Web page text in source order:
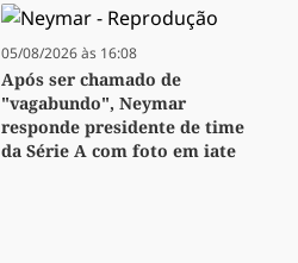
05/08/2026 às 16:08
Após ser chamado de
"vagabundo", Neymar
responde presidente de time
da Série A com foto em iate